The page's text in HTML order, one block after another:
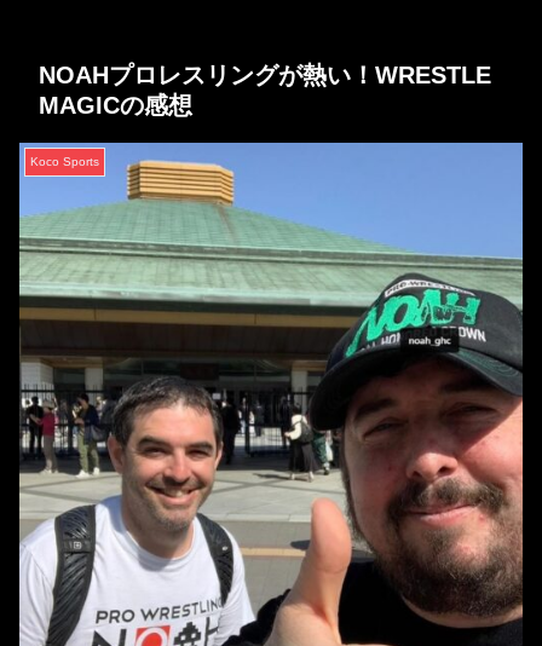
NOAHプロレスリングが熱い！WRESTLE
MAGICの感想
Koco Sports